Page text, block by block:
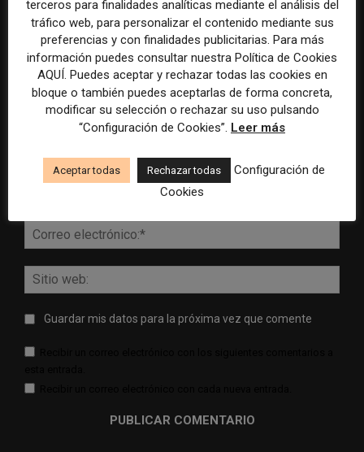
DEJA UNA RESPUESTA
Comentario:
Guardar mis datos para la próxima vez que comente
terceros para finalidades analíticas mediante el análisis del
tráfico web, para personalizar el contenido mediante sus
preferencias y con finalidades publicitarias. Para más
información puedes consultar nuestra Política de Cookies
AQUÍ. Puedes aceptar y rechazar todas las cookies en
bloque o también puedes aceptarlas de forma concreta,
modificar su selección o rechazar su uso pulsando
“Configuración de Cookies”. Leer más
Aceptar todas Rechazar todas
Configuración de
Cookies